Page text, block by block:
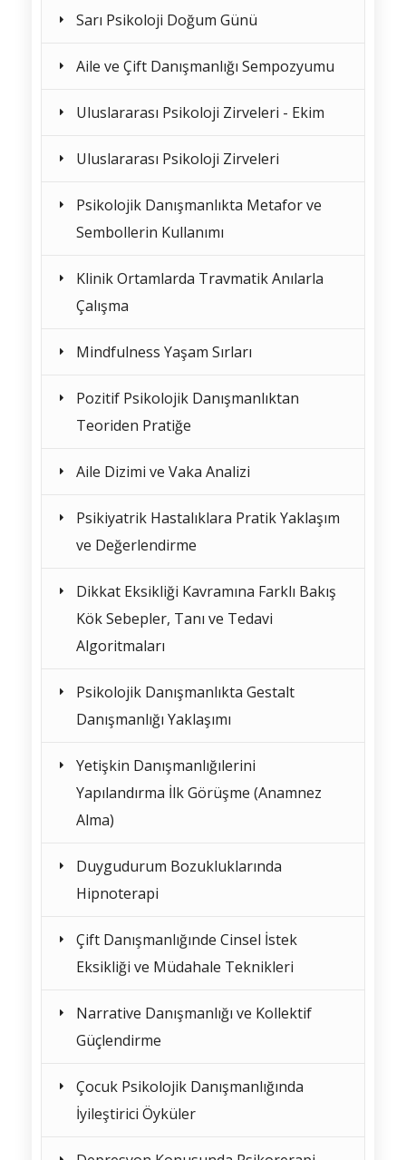
Sarı Psikoloji Doğum Günü
Aile ve Çift Danışmanlığı Sempozyumu
Uluslararası Psikoloji Zirveleri - Ekim
Uluslararası Psikoloji Zirveleri
Psikolojik Danışmanlıkta Metafor ve
Sembollerin Kullanımı
Klinik Ortamlarda Travmatik Anılarla
Çalışma
Mindfulness Yaşam Sırları
Pozitif Psikolojik Danışmanlıktan
Teoriden Pratiğe
Aile Dizimi ve Vaka Analizi
Psikiyatrik Hastalıklara Pratik Yaklaşım
ve Değerlendirme
Dikkat Eksikliği Kavramına Farklı Bakış
Kök Sebepler, Tanı ve Tedavi
Algoritmaları
Psikolojik Danışmanlıkta Gestalt
Danışmanlığı Yaklaşımı
Yetişkin Danışmanlığılerini
Yapılandırma İlk Görüşme (Anamnez
Alma)
Duygudurum Bozukluklarında
Hipnoterapi
Çift Danışmanlığınde Cinsel İstek
Eksikliği ve Müdahale Teknikleri
Narrative Danışmanlığı ve Kollektif
Güçlendirme
Çocuk Psikolojik Danışmanlığında
İyileştirici Öyküler